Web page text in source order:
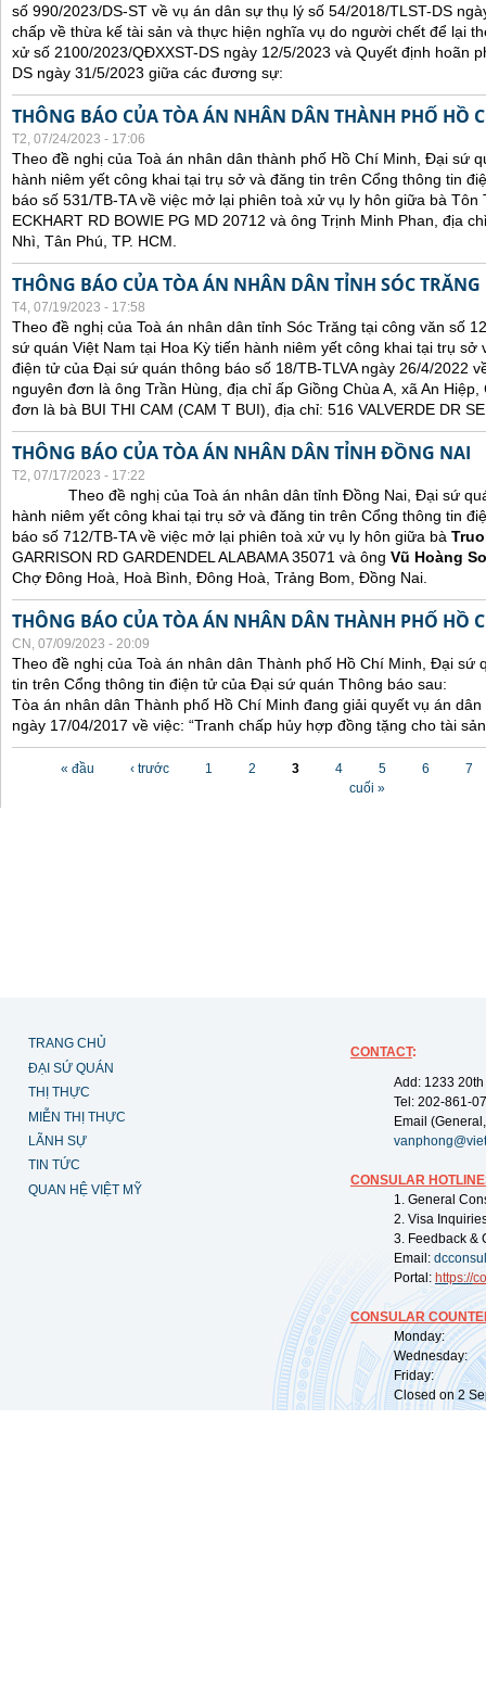
số 990/2023/DS-ST về vụ án dân sự thụ lý số 54/2018/TLST-DS
chấp về thừa kế tài sản và thực hiện nghĩa vụ do người chết để lại
xử số 2100/2023/QĐXXST-DS ngày 12/5/2023 và Quyết định hoãn
DS ngày 31/5/2023 giữa các đương sự:
THÔNG BÁO CỦA TÒA ÁN NHÂN DÂN THÀNH PHỐ HỒ
T2, 07/24/2023 - 17:06
Theo đề nghị của Toà án nhân dân thành phố Hồ Chí Minh, Đại sứ
hành niêm yết công khai tại trụ sở và đăng tin trên Cổng thông tin
báo số 531/TB-TA về việc mở lại phiên toà xử vụ ly hôn giữa bà Tôn
ECKHART RD BOWIE PG MD 20712 và ông Trịnh Minh Phan, địa
Nhì, Tân Phú, TP. HCM.
THÔNG BÁO CỦA TÒA ÁN NHÂN DÂN TỈNH SÓC TRĂNG
T4, 07/19/2023 - 17:58
Theo đề nghị của Toà án nhân dân tỉnh Sóc Trăng tại công văn số
sứ quán Việt Nam tại Hoa Kỳ tiến hành niêm yết công khai tại trụ sở
điện tử của Đại sứ quán thông báo số 18/TB-TLVA ngày 26/4/2022
nguyên đơn là ông Trần Hùng, địa chỉ ấp Giồng Chùa A, xã An
đơn là bà BUI THI CAM (CAM T BUI), địa chỉ: 516 VALVERDE DR
THÔNG BÁO CỦA TÒA ÁN NHÂN DÂN TỈNH ĐỒNG NAI
T2, 07/17/2023 - 17:22
Theo đề nghị của Toà án nhân dân tỉnh Đồng Nai, Đại sứ
hành niêm yết công khai tại trụ sở và đăng tin trên Cổng thông tin
báo số 712/TB-TA về việc mở lại phiên toà xử vụ ly hôn giữa bà
GARRISON RD GARDENDEL ALABAMA 35071 và ông Vũ Hoàng
Chợ Đông Hoà, Hoà Bình, Đông Hoà, Trảng Bom, Đồng Nai.
THÔNG BÁO CỦA TÒA ÁN NHÂN DÂN THÀNH PHỐ HỒ
CN, 07/09/2023 - 20:09
Theo đề nghị của Toà án nhân dân Thành phố Hồ Chí Minh, Đại sứ
tin trên Cổng thông tin điện tử của Đại sứ quán Thông báo sau:
Tòa án nhân dân Thành phố Hồ Chí Minh đang giải quyết vụ án
ngày 17/04/2017 về việc: “Tranh chấp hủy hợp đồng tặng cho tài
« đầu ‹ trước 1 2 3 4 5 6
7
cuối »
TRANG CHỦ
ĐẠI SỨ QUÁN
THỊ THỰC
MIỄN THỊ THỰC
LÃNH SỰ
TIN TỨC
QUAN HỆ VIỆT MỸ
CONTACT:
Add: 1233
Tel: 202-861-
Email
CONSULAR
1. General
2. Visa
3. Feedback &
Email:
Portal: https://
CONSULAR
Monday:
Wednesday:
Friday:
Closed on 2